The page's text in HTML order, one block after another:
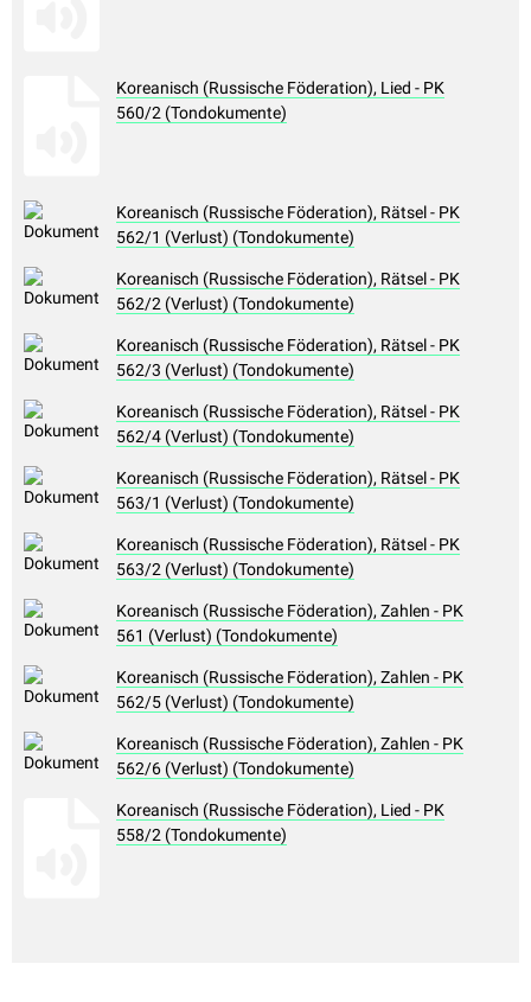
Koreanisch (Russische Föderation), Lied - PK
560/2 (Tondokumente)
Koreanisch (Russische Föderation), Rätsel - PK
562/1 (Verlust) (Tondokumente)
Koreanisch (Russische Föderation), Rätsel - PK
562/2 (Verlust) (Tondokumente)
Koreanisch (Russische Föderation), Rätsel - PK
562/3 (Verlust) (Tondokumente)
Koreanisch (Russische Föderation), Rätsel - PK
562/4 (Verlust) (Tondokumente)
Koreanisch (Russische Föderation), Rätsel - PK
563/1 (Verlust) (Tondokumente)
Koreanisch (Russische Föderation), Rätsel - PK
563/2 (Verlust) (Tondokumente)
Koreanisch (Russische Föderation), Zahlen - PK
561 (Verlust) (Tondokumente)
Koreanisch (Russische Föderation), Zahlen - PK
562/5 (Verlust) (Tondokumente)
Koreanisch (Russische Föderation), Zahlen - PK
562/6 (Verlust) (Tondokumente)
Koreanisch (Russische Föderation), Lied - PK
558/2 (Tondokumente)